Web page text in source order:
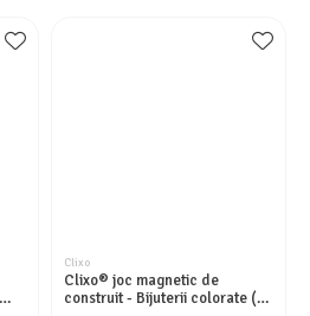
Clixo
Clixo® joc magnetic de
construit - Bijuterii colorate (28